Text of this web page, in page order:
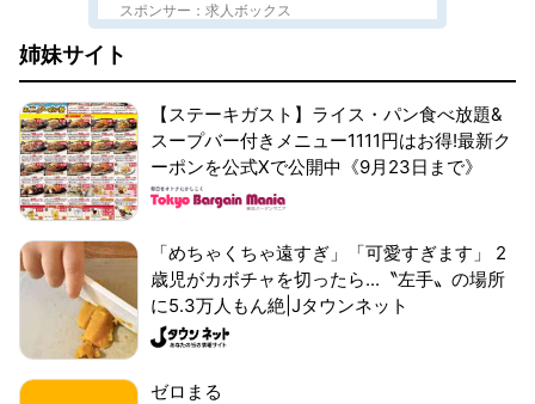
スポンサー：求人ボックス
姉妹サイト
【ステーキガスト】ライス・パン食べ放題&
スープバー付きメニュー1111円はお得!最新ク
ーポンを公式Xで公開中《9月23日まで》
「めちゃくちゃ遠すぎ」「可愛すぎます」 2
歳児がカボチャを切ったら...〝左手〟の場所
に5.3万人もん絶|Jタウンネット
ゼロまる